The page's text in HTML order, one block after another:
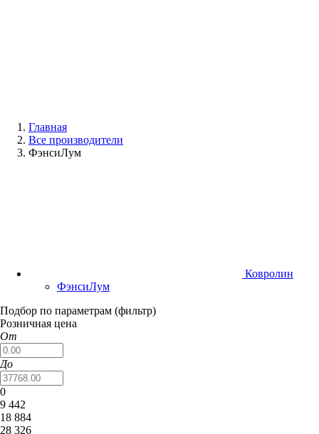
Главная
Все производители
ФэнсиЛум
Ковролин
ФэнсиЛум
Подбор по параметрам (фильтр)
Розничная цена
От
До
0
9 442
18 884
28 326